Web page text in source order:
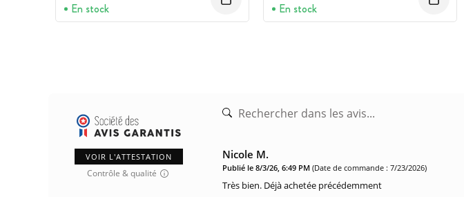
En stock En stock
VOIR L'ATTESTATION
Contrôle & qualité
Nicole M.
Publié le 8/3/26, 6:49 PM (Date de commande : 7/23/2026)
Très bien. Déjà achetée précédemment